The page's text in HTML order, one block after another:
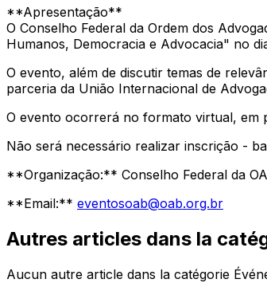
**Apresentação**
O Conselho Federal da Ordem dos
Humanos, Democracia e Advocacia" no
O evento, além de discutir temas de
parceria da União Internacional de
O evento ocorrerá no formato virtual, em
Não será necessário realizar inscrição -
**Organização:** Conselho Federal da
**Email:** eventosoab@oab.org.br
Autres articles dans la
Aucun autre article dans la catégorie